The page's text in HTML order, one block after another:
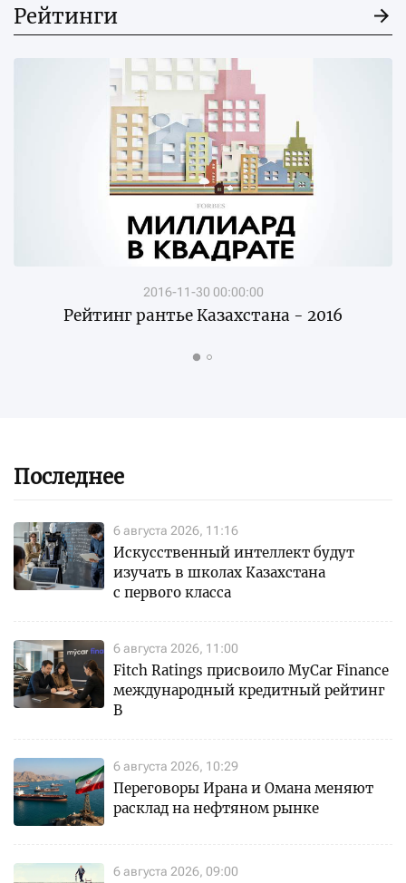
Рейтинги
2016-11-30 00:00:00
Рейтинг рантье Казахстана - 2016
Последнее
6 августа 2026, 11:16
Искусственный интеллект будут
изучать в школах Казахстана
с первого класса
6 августа 2026, 11:00
Fitch Ratings присвоило MyCar Finance
международный кредитный рейтинг
B
6 августа 2026, 10:29
Переговоры Ирана и Омана меняют
расклад на нефтяном рынке
6 августа 2026, 09:00